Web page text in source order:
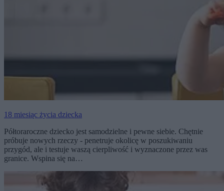
18 miesiąc życia dziecka
Półtoraroczne dziecko jest samodzielne i pewne siebie. Chętnie
próbuje nowych rzeczy - penetruje okolicę w poszukiwaniu
przygód, ale i testuje waszą cierpliwość i wyznaczone przez was
granice. Wspina się na…